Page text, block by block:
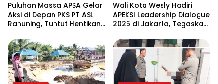
Puluhan Massa APSA Gelar
Aksi di Depan PKS PT ASL
Rahuning, Tuntut Hentikan
Sungai Asahan
Wali Kota Wesly Hadiri
APEKSI Leadership Dialogue
2026 di Jakarta, Tegaskan
Pemko Pematangsiantar